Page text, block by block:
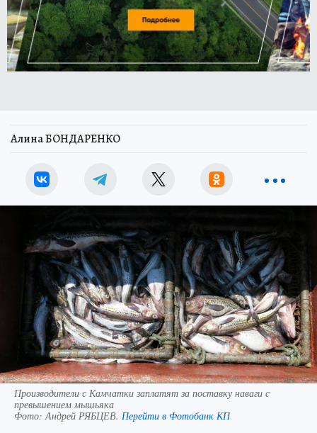
Алина БОНДАРЕНКО
Производители с Камчатки заплатят за поставку наваги с
превышением мышьяка
Фото:Андрей РЯБЦЕВ. Перейти в Фотобанк КП